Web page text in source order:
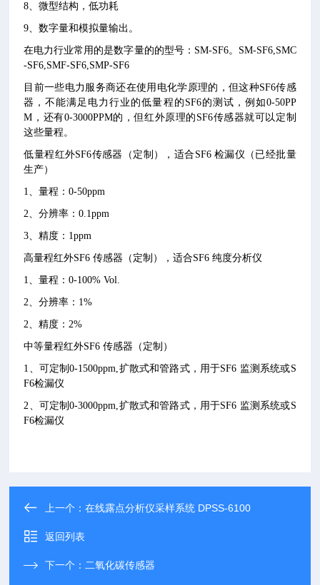
8、微型结构，低功耗
9、数字量和模拟量输出。
在电力行业常用的是数字量的的型号：SM-SF6。SM-SF6,SMC
-SF6,SMF-SF6,SMP-SF6
目前一些电力服务商还在使用电化学原理的，但这种SF6传感
器，不能满足电力行业的低量程的SF6的测试，例如0-50PP
M，还有0-3000PPM的，但红外原理的SF6传感器就可以定制
这些量程。
低量程红外SF6传感器（定制），适合SF6 检漏仪（已经批量
生产）
1、量程：0-50ppm
2、分辨率：0.1ppm
3、精度：1ppm
高量程红外SF6 传感器（定制），适合SF6 纯度分析仪
1、量程：0-100% Vol.
2、分辨率：1%
2、精度：2%
中等量程红外SF6 传感器（定制）
1、可定制0-1500ppm,扩散式和管路式，用于SF6 监测系统或S
F6检漏仪
2、可定制0-3000ppm,扩散式和管路式，用于SF6 监测系统或S
F6检漏仪
上一个：在线露点分析仪采样系统 DPSS-6100
返回列表
下一个： 二氧化碳传感器